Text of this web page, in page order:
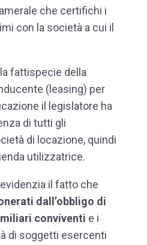
che certifichi i
con la società a cui il
fattispecie della
(leasing) per
il legislatore ha
di tutti gli
di locazione, quindi
utilizzatrice.
il fatto che
dall’obbligo di
conviventi e i
di soggetti esercenti